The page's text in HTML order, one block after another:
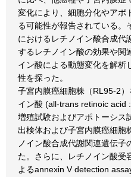
変化により、細胞分化やアポ
る可能性が報告されている。
におけるレチノイン酸合成代
するレチノイン酸の効果や関
イン酸による動態変化を解析
性を探った。
子宮内膜癌細胞株（RL95-2
イン酸 (all-trans retinoic acid
増殖試験およびアポトーシス
出検体および子宮内膜癌細胞
ノイン酸合成代謝関連遺伝子
た。さらに、レチノイン酸受
よるannexin V detection